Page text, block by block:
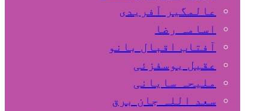
عالمگیر آفریدی
اسامہ رضا
آفتاب اقبال بانو
عقیل یوسفزئی
ملیحہ سایانی
سعد اللہ جان برق